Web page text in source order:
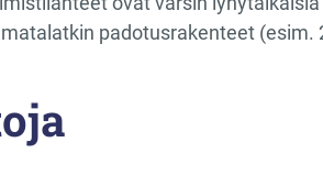
padotusrakenteet